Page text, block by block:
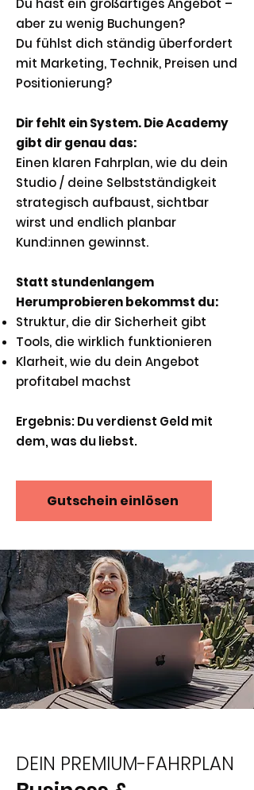
Du hast ein großartiges Angebot –
aber zu wenig Buchungen?
Du fühlst dich ständig überfordert
mit Marketing, Technik, Preisen und
Positionierung?
Dir fehlt ein System. Die Academy
gibt dir genau das:
Einen klaren Fahrplan, wie du dein
Studio / deine Selbstständigkeit
strategisch aufbaust, sichtbar
wirst und endlich planbar
Kund:innen gewinnst.
Statt stundenlangem
Herumprobieren bekommst du:
Struktur, die dir Sicherheit gibt
Tools, die wirklich funktionieren
Klarheit, wie du dein Angebot
profitabel machst
Ergebnis: Du verdienst Geld mit
dem, was du liebst.
Gutschein einlösen
DEIN PREMIUM-FAHRPLAN